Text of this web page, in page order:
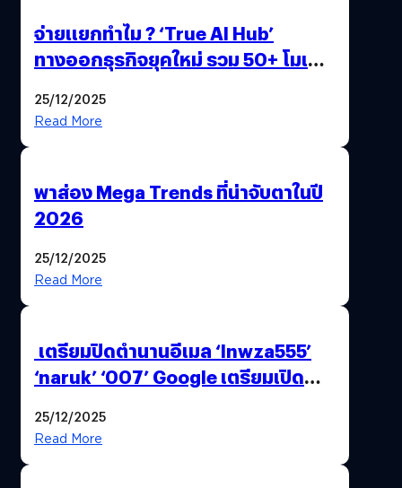
จ่ายแยกทำไม ? ‘True AI Hub’
ทางออกธุรกิจยุคใหม่ รวม 50+ โมเดล
25/12/2025
Read More
พาส่อง Mega Trends ที่น่าจับตาในปี
2026
25/12/2025
Read More
เตรียมปิดตำนานอีเมล ‘lnwza555’
‘naruk’ ‘007’ Google เตรียมเปิด
25/12/2025
Read More